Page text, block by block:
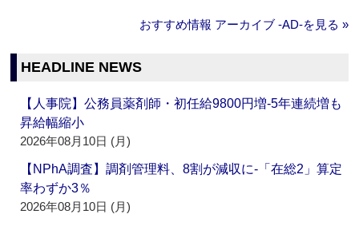
おすすめ情報 アーカイブ ‐AD‐を見る »
HEADLINE NEWS
【人事院】公務員薬剤師・初任給9800円増‐5年連続増も
昇給幅縮小
2026年08月10日 (月)
【NPhA調査】調剤管理料、8割が減収に‐「在総2」算定
率わずか3％
2026年08月10日 (月)